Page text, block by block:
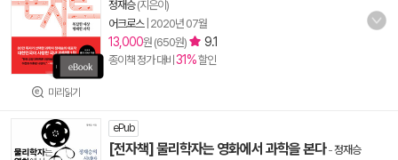
미리읽기
정재승(지은이)
어크로스| 2020년 07월
13,000원 (650원) 9.1
종이책 정가 대비 31%할인
ePub
[전자책] 물리학자는 영화에서 과학을 본다-정재승